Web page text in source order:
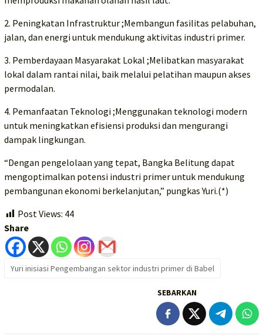
2. Peningkatan Infrastruktur ;Membangun fasilitas pelabuhan,
jalan, dan energi untuk mendukung aktivitas industri primer.
3. Pemberdayaan Masyarakat Lokal ;Melibatkan masyarakat
lokal dalam rantai nilai, baik melalui pelatihan maupun akses
permodalan.
4. Pemanfaatan Teknologi ;Menggunakan teknologi modern
untuk meningkatkan efisiensi produksi dan mengurangi
dampak lingkungan.
“Dengan pengelolaan yang tepat, Bangka Belitung dapat
mengoptimalkan potensi industri primer untuk mendukung
pembangunan ekonomi berkelanjutan,” pungkas Yuri.(*)
Post Views: 44
Share
Yuri inisiasi Pengembangan sektor industri primer di Babel
SEBARKAN